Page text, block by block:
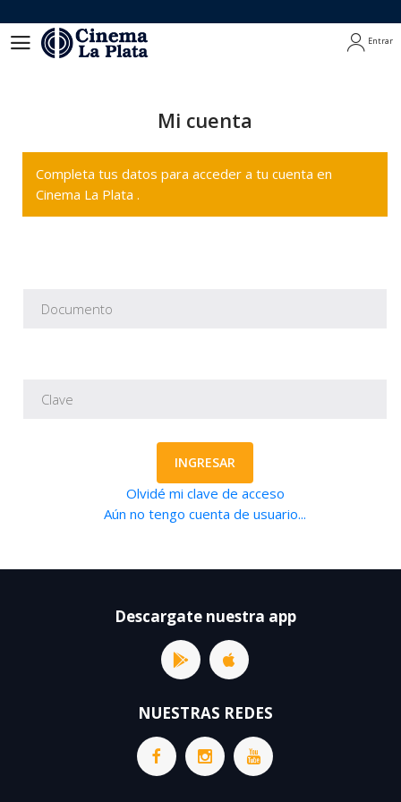
Entrar
Mi cuenta
Completa tus datos para acceder a tu cuenta en
Cinema La Plata .
INGRESAR
Olvidé mi clave de acceso
Aún no tengo cuenta de usuario...
Descargate nuestra app
NUESTRAS REDES